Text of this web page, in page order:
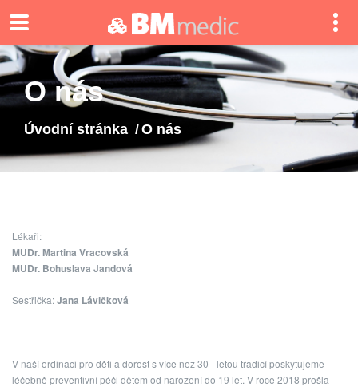
O nás
Úvodní stránka O nás
Lékaři:
MUDr. Martina Vracovská
MUDr. Bohuslava Jandová
Sestřička:Jana Lávičková
V naší ordinaci pro děti a dorost s více než 30 - letou tradicí poskytujeme
léčebně preventivní péči dětem od narození do 19 let. V roce 2018 prošla